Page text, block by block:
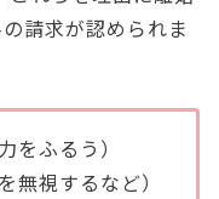
請求が認められま
をふるう）
無視するなど）